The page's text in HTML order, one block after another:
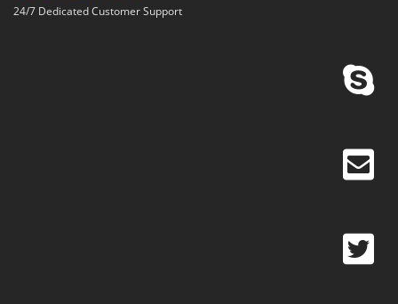
24/7 Dedicated Customer Support